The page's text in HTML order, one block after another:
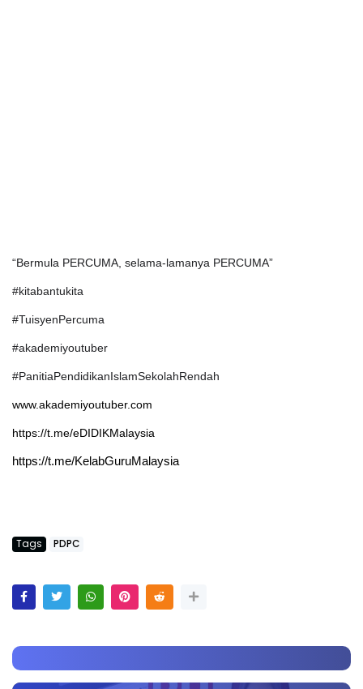
“Bermula PERCUMA, selama-lamanya PERCUMA”
#kitabantukita
#TuisyenPercuma
#akademiyoutuber
#PanitiaPendidikanIslamSekolahRendah
www.akademiyoutuber.com
https://t.me/eDIDIKMalaysia
https://t.me/KelabGuruMalaysia
Tags PDPC